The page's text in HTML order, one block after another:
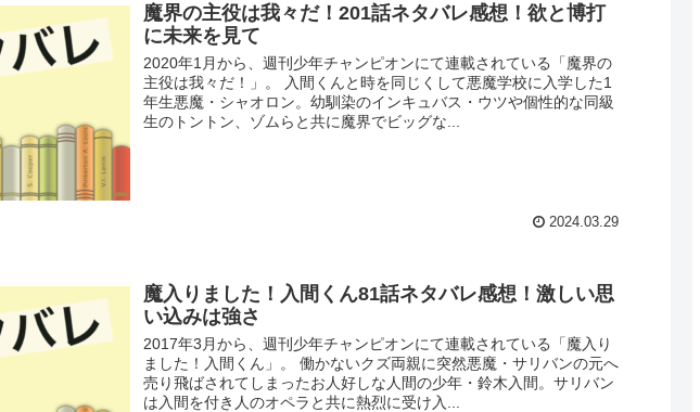
魔界の主役は我々だ！201話ネタバレ感想！欲と博打
に未来を見て
2020年1月から、週刊少年チャンピオンにて連載されている「魔界の
主役は我々だ！」。 入間くんと時を同じくして悪魔学校に入学した1
年生悪魔・シャオロン。幼馴染のインキュバス・ウツや個性的な同級
生のトントン、ゾムらと共に魔界でビッグな...
2024.03.29
魔入りました！入間くん81話ネタバレ感想！激しい思
い込みは強さ
2017年3月から、週刊少年チャンピオンにて連載されている「魔入り
ました！入間くん」。 働かないクズ両親に突然悪魔・サリバンの元へ
売り飛ばされてしまったお人好しな人間の少年・鈴木入間。サリバン
は入間を付き人のオペラと共に熱烈に受け入...